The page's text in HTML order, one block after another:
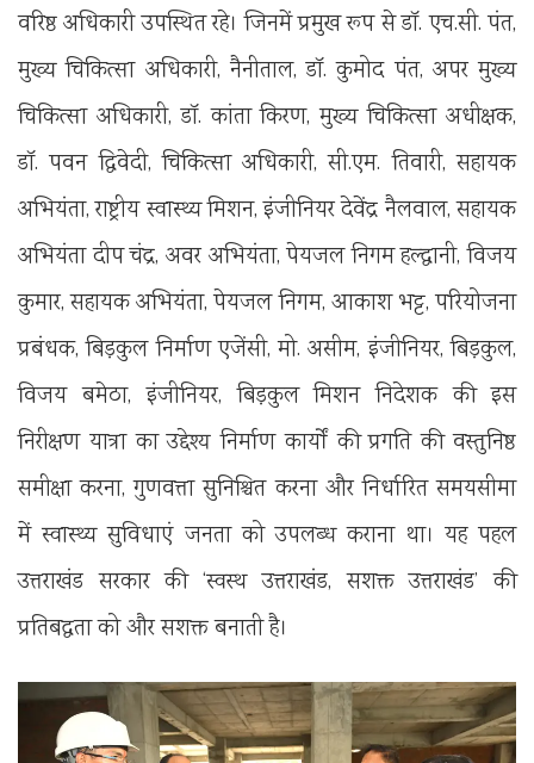
वरिष्ठ अधिकारी उपस्थित रहे। जिनमें प्रमुख रूप से डॉ. एच.सी. पंत,
मुख्य चिकित्सा अधिकारी, नैनीताल, डॉ. कुमोद पंत, अपर मुख्य
चिकित्सा अधिकारी, डॉ. कांता किरण, मुख्य चिकित्सा अधीक्षक,
डॉ. पवन द्विवेदी, चिकित्सा अधिकारी, सी.एम. तिवारी, सहायक
अभियंता, राष्ट्रीय स्वास्थ्य मिशन, इंजीनियर देवेंद्र नैलवाल, सहायक
अभियंता दीप चंद्र, अवर अभियंता, पेयजल निगम हल्द्वानी, विजय
कुमार, सहायक अभियंता, पेयजल निगम, आकाश भट्ट, परियोजना
प्रबंधक, बिड़कुल निर्माण एजेंसी, मो. असीम, इंजीनियर, बिड़कुल,
विजय बमेठा, इंजीनियर, बिड़कुल मिशन निदेशक की इस
निरीक्षण यात्रा का उद्देश्य निर्माण कार्यों की प्रगति की वस्तुनिष्ठ
समीक्षा करना, गुणवत्ता सुनिश्चित करना और निर्धारित समयसीमा
में स्वास्थ्य सुविधाएं जनता को उपलब्ध कराना था। यह पहल
उत्तराखंड सरकार की ‘स्वस्थ उत्तराखंड, सशक्त उत्तराखंड’ की
प्रतिबद्धता को और सशक्त बनाती है।